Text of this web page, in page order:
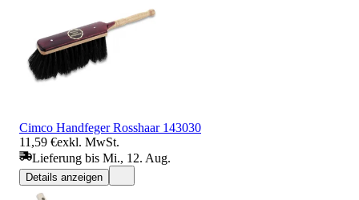
Cimco Handfeger Rosshaar 143030
11,59 €exkl. MwSt.
Lieferung bis Mi., 12. Aug.
Details anzeigen